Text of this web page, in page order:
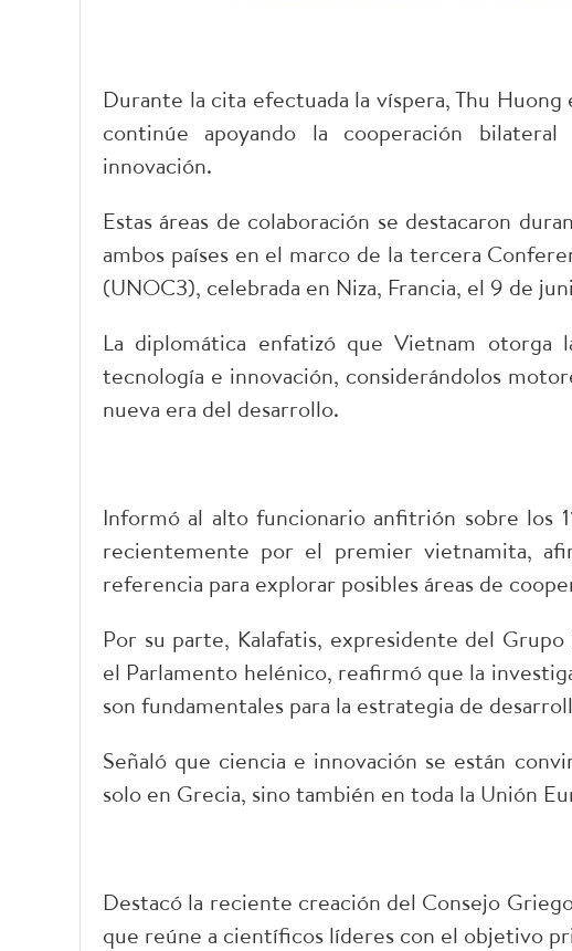
Durante la cita efectuada la víspera, Thu
continúe apoyando la cooperación
innovación.
Estas áreas de colaboración se destacaron
ambos países en el marco de la tercera
(UNOC3), celebrada en Niza, Francia, el 9 de
La diplomática enfatizó que Vietnam otorga
tecnología e innovación, considerándolos
nueva era del desarrollo.
Informó al alto funcionario anfitrión sobre los
recientemente por el premier vietnamita,
referencia para explorar posibles áreas de
Por su parte, Kalafatis, expresidente del
el Parlamento helénico, reafirmó que la
son fundamentales para la estrategia de
Señaló que ciencia e innovación se están
solo en Grecia, sino también en toda la Unión
Destacó la reciente creación del Consejo
que reúne a científicos líderes con el objetivo